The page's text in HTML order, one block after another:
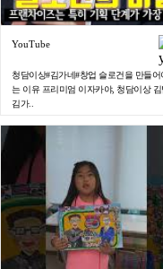
YouTube
청담이상#김가네#창업 슬로건을 만들어
는 이유 프리미엄 이자카야, 청담이상 김
김가..